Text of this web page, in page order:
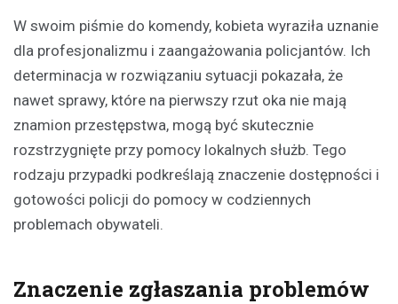
W swoim piśmie do komendy, kobieta wyraziła uznanie
dla profesjonalizmu i zaangażowania policjantów. Ich
determinacja w rozwiązaniu sytuacji pokazała, że
nawet sprawy, które na pierwszy rzut oka nie mają
znamion przestępstwa, mogą być skutecznie
rozstrzygnięte przy pomocy lokalnych służb. Tego
rodzaju przypadki podkreślają znaczenie dostępności i
gotowości policji do pomocy w codziennych
problemach obywateli.
Znaczenie zgłaszania problemów